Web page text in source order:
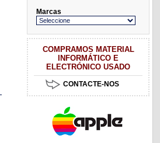
Marcas
COMPRAMOS MATERIAL
INFORMÁTICO E
ELECTRÓNICO USADO
CONTACTE-NOS